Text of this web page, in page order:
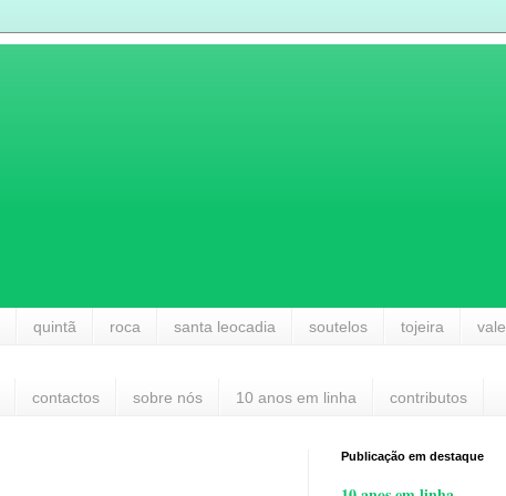
quintã roca santa leocadia soutelos tojeira vale
contactos sobre nós 10 anos em linha contributos
Publicação em destaque